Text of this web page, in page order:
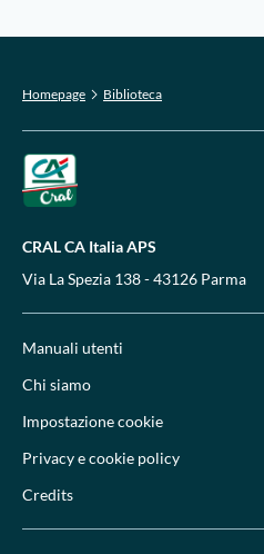
Homepage Biblioteca
CRAL CA Italia APS
Via La Spezia 138 - 43126 Parma
Manuali utenti
Chi siamo
Impostazione cookie
Privacy e cookie policy
Credits